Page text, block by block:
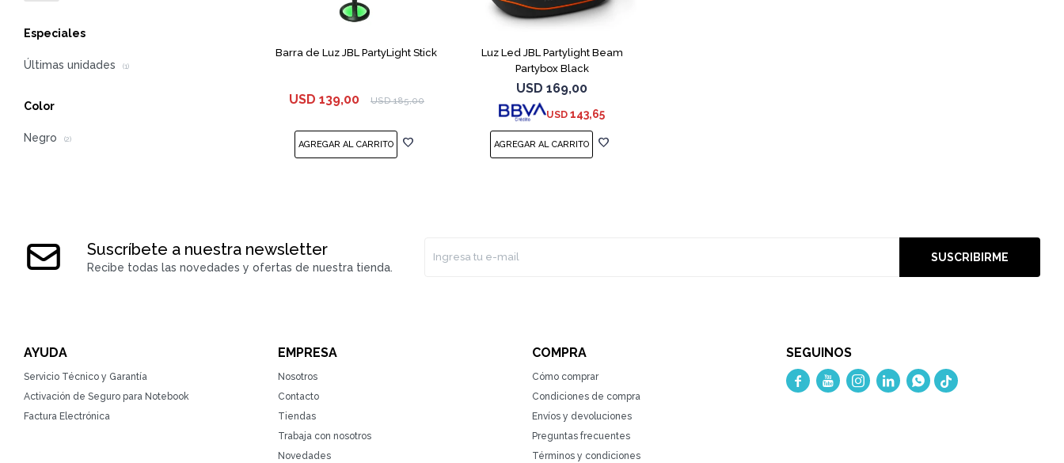
Barra de Luz JBL PartyLight Stick
USD 139,00 USD 185,00
Luz Led JBL Partylight Beam
Partybox Black
USD 169,00
USD 143,65
Especiales
Últimas unidades (1)
Color
Negro (2)
Suscríbete a nuestra newsletter
Recibe todas las novedades y ofertas de nuestra tienda.
SUSCRIBIRME
AYUDA
Servicio Técnico y Garantía
Activación de Seguro para Notebook
Factura Electrónica
EMPRESA
Nosotros
Contacto
Tiendas
Trabaja con nosotros
Novedades
COMPRA
Cómo comprar
Condiciones de compra
Envíos y devoluciones
Preguntas frecuentes
Términos y condiciones
SEGUINOS
    